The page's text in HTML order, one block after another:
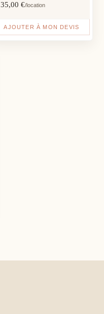
35,00 €/location
AJOUTER À MON DEVIS